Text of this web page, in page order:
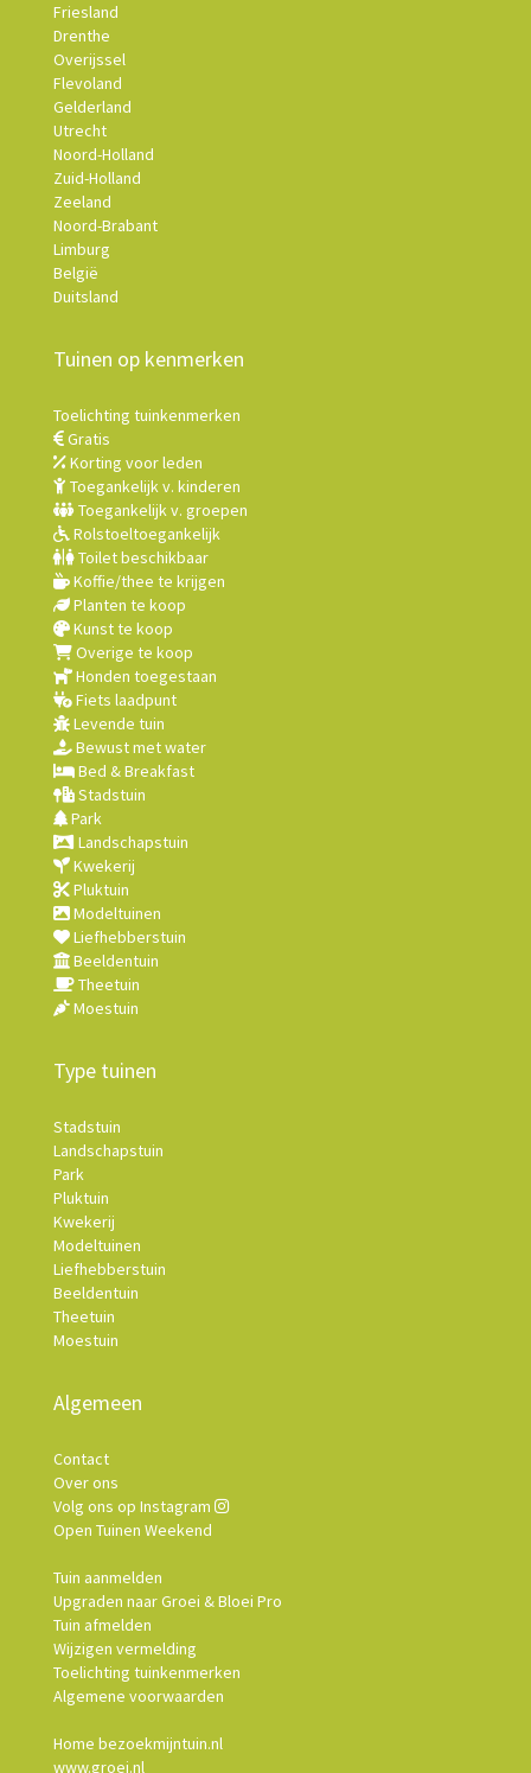
Friesland
Drenthe
Overijssel
Flevoland
Gelderland
Utrecht
Noord-Holland
Zuid-Holland
Zeeland
Noord-Brabant
Limburg
België
Duitsland
Tuinen op kenmerken
Toelichting tuinkenmerken
Gratis
Korting voor leden
Toegankelijk v. kinderen
Toegankelijk v. groepen
Rolstoeltoegankelijk
Toilet beschikbaar
Koffie/thee te krijgen
Planten te koop
Kunst te koop
Overige te koop
Honden toegestaan
Fiets laadpunt
Levende tuin
Bewust met water
Bed & Breakfast
Stadstuin
Park
Landschapstuin
Kwekerij
Pluktuin
Modeltuinen
Liefhebberstuin
Beeldentuin
Theetuin
Moestuin
Type tuinen
Stadstuin
Landschapstuin
Park
Pluktuin
Kwekerij
Modeltuinen
Liefhebberstuin
Beeldentuin
Theetuin
Moestuin
Algemeen
Contact
Over ons
Volg ons op Instagram
Open Tuinen Weekend
Tuin aanmelden
Upgraden naar Groei & Bloei Pro
Tuin afmelden
Wijzigen vermelding
Toelichting tuinkenmerken
Algemene voorwaarden
Home bezoekmijntuin.nl
www.groei.nl